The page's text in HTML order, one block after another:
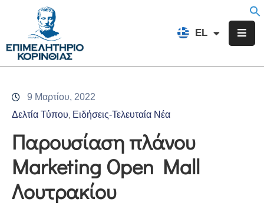
EL
FR
Επιμελητήριο
Υπηρεσίες
Προγράμματα
Δράσεις
Εκδηλώσεις
9 Μαρτίου, 2022
Δελτία Τύπου Ειδήσεις-Τελευταία Νέα
Παρουσίαση πλάνου
Marketing Open Mall
Λουτρακίου